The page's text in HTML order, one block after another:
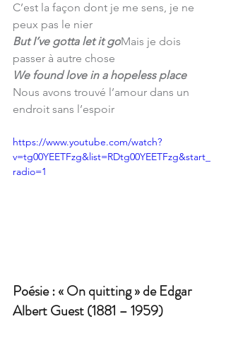
C’est la façon dont je me sens, je ne
peux pas le nier
But I’ve gotta let it goMais je dois
passer à autre chose
We found love in a hopeless place
Nous avons trouvé l’amour dans un
endroit sans l’espoir
https://www.youtube.com/watch?
v=tg00YEETFzg&list=RDtg00YEETFzg&start_
radio=1
Poésie : « On quitting » de Edgar
Albert Guest (1881 – 1959)